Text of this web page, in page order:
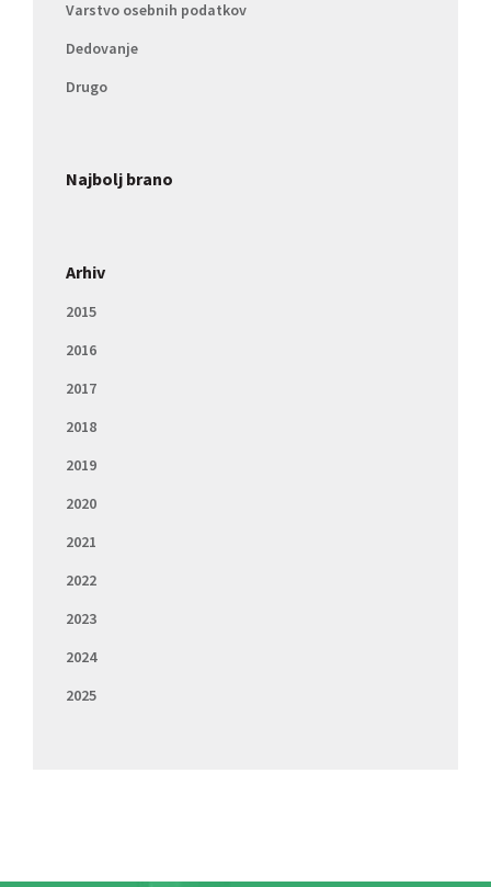
Varstvo osebnih podatkov
Dedovanje
Drugo
Najbolj brano
Arhiv
2015
2016
2017
2018
2019
2020
2021
2022
2023
2024
2025